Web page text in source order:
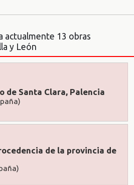
actualmente 13 obras
y León
de Santa Clara, Palencia
de la provincia de